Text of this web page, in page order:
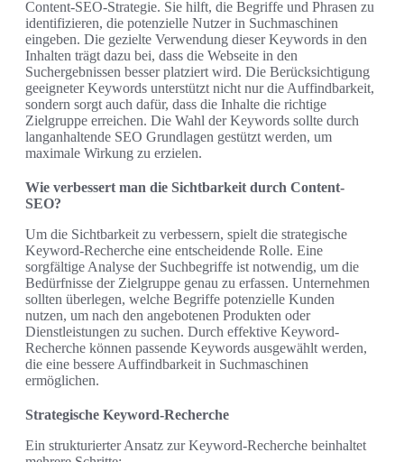
Content-SEO-Strategie. Sie hilft, die Begriffe und Phrasen zu
identifizieren, die potenzielle Nutzer in Suchmaschinen
eingeben. Die gezielte Verwendung dieser Keywords in den
Inhalten trägt dazu bei, dass die Webseite in den
Suchergebnissen besser platziert wird. Die Berücksichtigung
geeigneter Keywords unterstützt nicht nur die Auffindbarkeit,
sondern sorgt auch dafür, dass die Inhalte die richtige
Zielgruppe erreichen. Die Wahl der Keywords sollte durch
langanhaltende SEO Grundlagen gestützt werden, um
maximale Wirkung zu erzielen.
Wie verbessert man die Sichtbarkeit durch Content-
SEO?
Um die Sichtbarkeit zu verbessern, spielt die strategische
Keyword-Recherche eine entscheidende Rolle. Eine
sorgfältige Analyse der Suchbegriffe ist notwendig, um die
Bedürfnisse der Zielgruppe genau zu erfassen. Unternehmen
sollten überlegen, welche Begriffe potenzielle Kunden
nutzen, um nach den angebotenen Produkten oder
Dienstleistungen zu suchen. Durch effektive Keyword-
Recherche können passende Keywords ausgewählt werden,
die eine bessere Auffindbarkeit in Suchmaschinen
ermöglichen.
Strategische Keyword-Recherche
Ein strukturierter Ansatz zur Keyword-Recherche beinhaltet